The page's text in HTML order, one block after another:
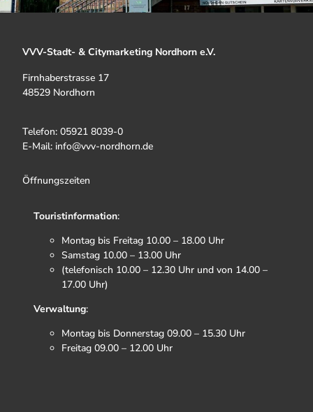
VVV-Stadt- & Citymarketing Nordhorn e.V.
Firnhaberstrasse 17
48529 Nordhorn
Telefon: 05921 8039-0
E-Mail: info@vvv-nordhorn.de
Öffnungszeiten
Touristinformation:
Montag bis Freitag 10.00 – 18.00 Uhr
Samstag 10.00 – 13.00 Uhr
(telefonisch 10.00 – 12.30 Uhr und von 14.00 –
17.00 Uhr)
Verwaltung:
Montag bis Donnerstag 09.00 – 15.30 Uhr
Freitag 09.00 – 12.00 Uhr